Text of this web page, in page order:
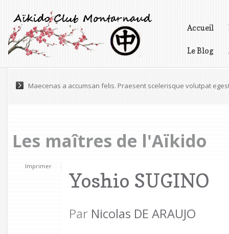
Accueil
Le Blog
Lorem ipsum dolor sit amet, consectetur adipiscing elit.
Les maîtres de l'Aïkido
Imprimer
Yoshio SUGINO
Par Nicolas DE ARAUJO